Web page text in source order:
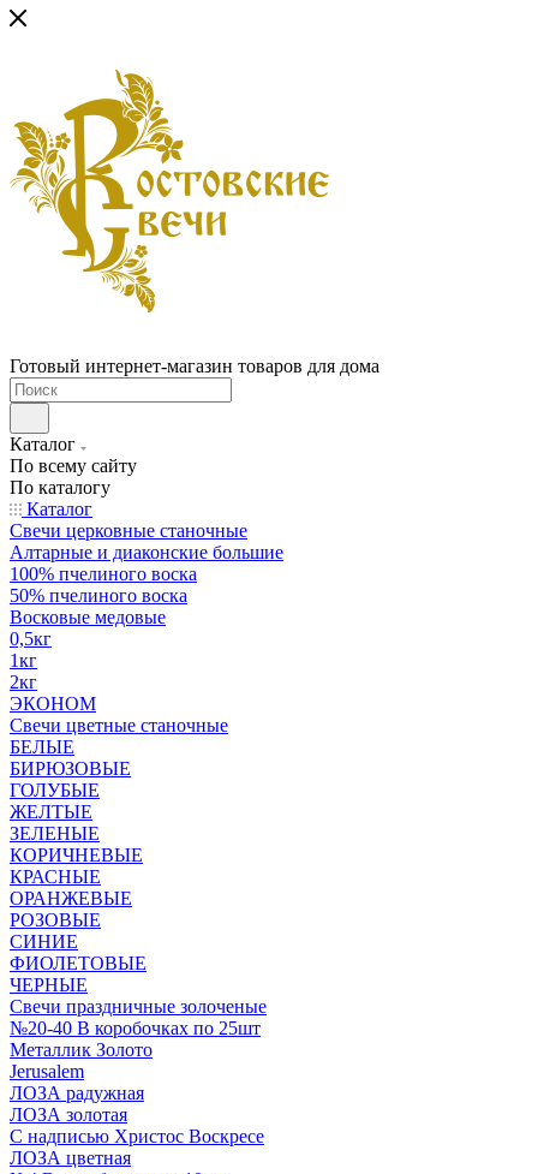
Готовый интернет-магазин товаров для дома
Каталог
По всему сайту
По каталогу
Каталог
Свечи церковные станочные
Алтарные и диаконские большие
100% пчелиного воска
50% пчелиного воска
Восковые медовые
0,5кг
1кг
2кг
ЭКОНОМ
Свечи цветные станочные
БЕЛЫЕ
БИРЮЗОВЫЕ
ГОЛУБЫЕ
ЖЕЛТЫЕ
ЗЕЛЕНЫЕ
КОРИЧНЕВЫЕ
КРАСНЫЕ
ОРАНЖЕВЫЕ
РОЗОВЫЕ
СИНИЕ
ФИОЛЕТОВЫЕ
ЧЕРНЫЕ
Свечи праздничные золоченые
№20-40 В коробочках по 25шт
Металлик Золото
Jerusalem
ЛОЗА радужная
ЛОЗА золотая
С надписью Христос Воскресе
ЛОЗА цветная